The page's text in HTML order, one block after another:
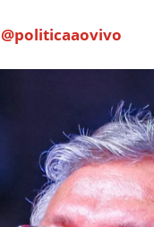
@politicaaovivo